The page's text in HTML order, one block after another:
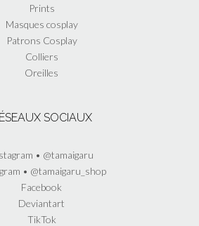
Prints
Masques cosplay
Patrons Cosplay
Colliers
Oreilles
SOCIAUX
• @tamaigaru
• @tamaigaru_shop
Facebook
Deviantart
TikTok